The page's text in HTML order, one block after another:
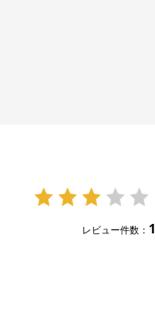
レビュー件数： 1